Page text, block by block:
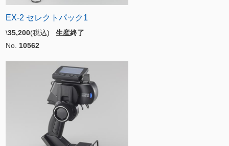
EX-2 セレクトパック1
\35,200(税込) 生産終了
No. 10562